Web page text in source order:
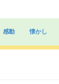
感動 懐かし